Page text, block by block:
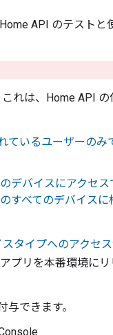
API のテストと
これは、Home API
ているユーザーのみ
デバイスにアクセ
すべてのデバイスに
タイプへのアクセ
プリを本番環境にリ
できます。